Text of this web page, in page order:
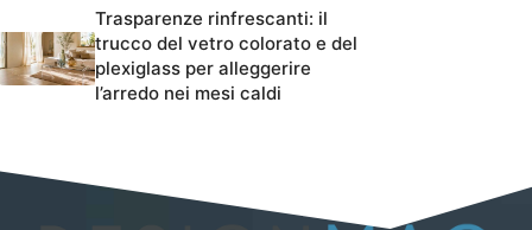
Trasparenze rinfrescanti: il
trucco del vetro colorato e del
plexiglass per alleggerire
l’arredo nei mesi caldi